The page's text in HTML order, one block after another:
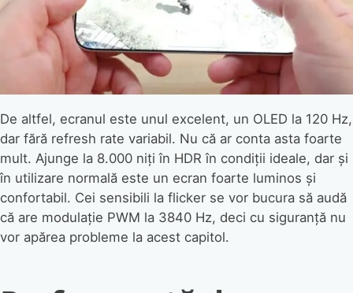
De altfel, ecranul este unul excelent, un OLED la 120 Hz,
dar fără refresh rate variabil. Nu că ar conta asta foarte
mult. Ajunge la 8.000 niți în HDR în condiții ideale, dar și
în utilizare normală este un ecran foarte luminos și
confortabil. Cei sensibili la flicker se vor bucura să audă
că are modulație PWM la 3840 Hz, deci cu siguranță nu
vor apărea probleme la acest capitol.